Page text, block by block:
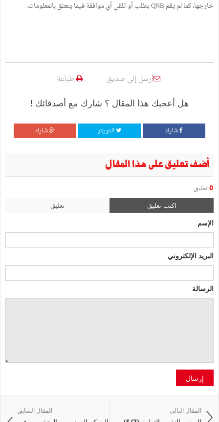
خارجها، كما لم يقم QNB بطلب أو تلقي أي موافقة فيما يتعلق بالمعلومات.
أرسل إلى صديق طباعة
هل أعجبك هذا المقال ؟ شارك مع أصدقائك !
شارك التويتر شارك
أضف تعليق على هذا المقال
0 تعليق
اكتب تعليق تعليق
الإسم
البريد الإلكتروني
الرسالة
إرسال
المقال السابق المقال التالي